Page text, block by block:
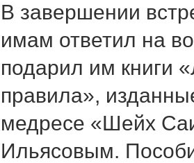
В завершении
имам ответил на
подарил им книги
правила»,
медресе «Шейх
Ильясовым.